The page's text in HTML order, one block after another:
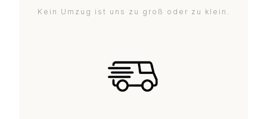
Kein Umzug ist uns zu groß oder zu klein.